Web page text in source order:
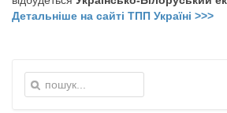
Детальніше на сайті ТПП Україні >>>